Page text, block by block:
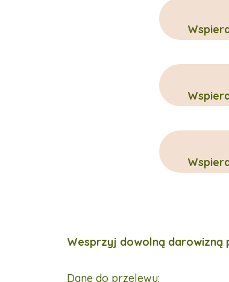
Wesprzyj dowolną darowizną
Dane do przelewu: